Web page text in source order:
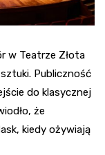
w Teatrze Złota
Publiczność
do klasycznej
że
kiedy ożywiają